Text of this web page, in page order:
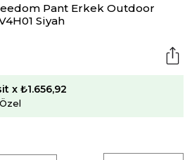
Pant Erkek Outdoor
Siyah
x ₺1.656,92